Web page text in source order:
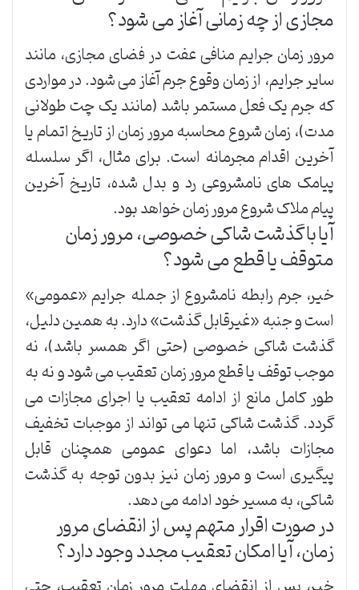
مجازی از چه زمانی آغاز می شود؟
مرور زمان جرایم منافی عفت در فضای مجازی، مانند
سایر جرایم، از زمان وقوع جرم آغاز می شود. در مواردی
که جرم یک فعل مستمر باشد (مانند یک چت طولانی
مدت)، زمان شروع محاسبه مرور زمان از تاریخ اتمام یا
آخرین اقدام مجرمانه است. برای مثال، اگر سلسله
پیامک های نامشروعی رد و بدل شده، تاریخ آخرین
پیام ملاک شروع مرور زمان خواهد بود.
آیا با گذشت شاکی خصوصی، مرور زمان
متوقف یا قطع می شود؟
خیر، جرم رابطه نامشروع از جمله جرایم «عمومی»
است و جنبه «غیرقابل گذشت» دارد. به همین دلیل،
گذشت شاکی خصوصی (حتی اگر همسر باشد)، نه
موجب توقف یا قطع مرور زمان تعقیب می شود و نه به
طور کامل مانع از ادامه تعقیب یا اجرای مجازات می
گردد. گذشت شاکی تنها می تواند از موجبات تخفیف
مجازات باشد، اما دعوای عمومی همچنان قابل
پیگیری است و مرور زمان نیز بدون توجه به گذشت
شاکی، به مسیر خود ادامه می دهد.
در صورت اقرار متهم پس از انقضای مرور
زمان، آیا امکان تعقیب مجدد وجود دارد؟